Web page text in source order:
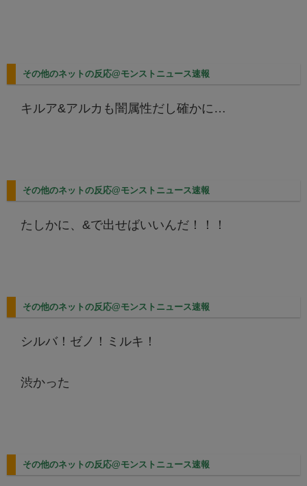
その他のネットの反応@モンストニュース速報
キルア&アルカも闇属性だし確かに…
その他のネットの反応@モンストニュース速報
たしかに、&で出せばいいんだ！！！
その他のネットの反応@モンストニュース速報
シルバ！ゼノ！ミルキ！
渋かった
その他のネットの反応@モンストニュース速報